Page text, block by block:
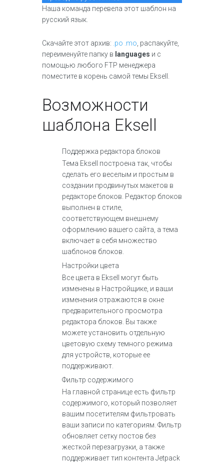
Наша команда перевела этот шаблон на
русский язык.
Скачайте этот архив: .po .mo , распакуйте,
переименуйте папку в languages и с
помощью любого FTP менеджера
поместите в корень самой темы Eksell.
Возможности
шаблона Eksell
Поддержка редактора блоков
Тема Eksell построена так, чтобы
сделать его веселым и простым в
создании продвинутых макетов в
редакторе блоков. Редактор блоков
выполнен в стиле,
соответствующем внешнему
оформлению вашего сайта, а тема
включает в себя множество
шаблонов блоков.
Настройки цвета
Все цвета в Eksell могут быть
изменены в Настройщике, и ваши
изменения отражаются в окне
предварительного просмотра
редактора блоков. Вы также
можете установить отдельную
цветовую схему темного режима
для устройств, которые ее
поддерживают.
Фильтр содержимого
На главной странице есть фильтр
содержимого, который позволяет
вашим посетителям фильтровать
ваши записи по категориям. Фильтр
обновляет сетку постов без
жесткой перезагрузки, а также
поддерживает тип контента Jetpack